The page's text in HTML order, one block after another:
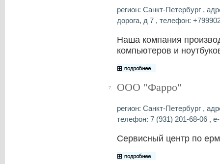
регион: Санкт-Петербург ,
дорога, д 7 , телефон:
Наша компания
компьютеров и
7. ООО "Фарро"
регион: Санкт-Петербург ,
телефон: 7 (931) 201-68-06 ,
Сервисный центр по